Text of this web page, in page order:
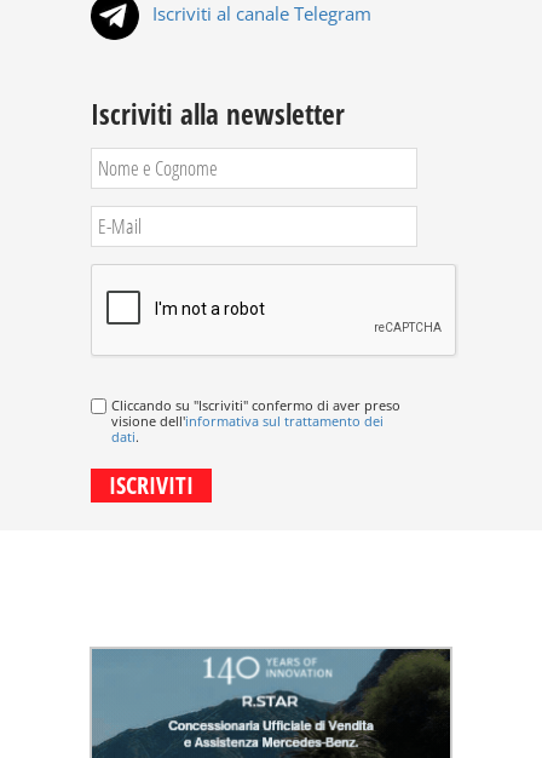
Iscriviti al canale Telegram
Iscriviti alla newsletter
Cliccando su "Iscriviti" confermo di aver preso
visione dell'informativa sul trattamento dei
dati.